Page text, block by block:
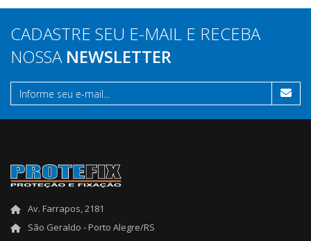
CADASTRE SEU E-MAIL E RECEBA
NOSSA NEWSLETTER
Av. Farrapos, 2181
São Geraldo - Porto Alegre/RS